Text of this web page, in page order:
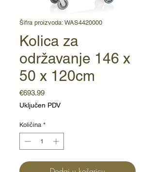
Šifra proizvoda: WAS4420000
Kolica za
održavanje 146 x
50 x 120cm
€693.99Cijena
Uključen PDV
Količina *